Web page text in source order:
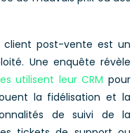
client post-vente est un
Une enquête révèle
utilisent leur CRM pour
la fidélisation et la
de suivi de la